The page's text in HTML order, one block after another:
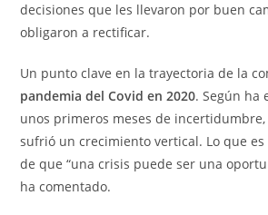
decisiones que les llevaron por buen
obligaron a rectificar.
Un punto clave en la trayectoria de la
pandemia del Covid en 2020. Según ha
unos primeros meses de
sufrió un crecimiento vertical. Lo que
de que “una crisis puede ser una
ha comentado.